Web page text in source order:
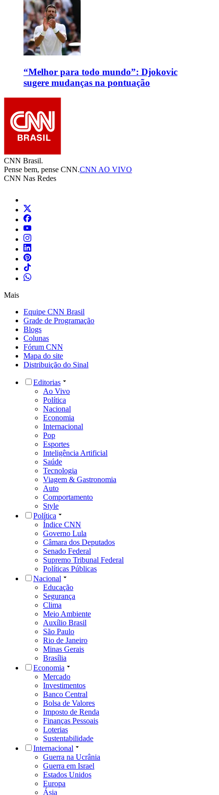
“Melhor para todo mundo”: Djokovic
sugere mudanças na pontuação
CNN Brasil.
Pense bem, pense CNN.CNN AO VIVO
CNN Nas Redes
Mais
Equipe CNN Brasil
Grade de Programação
Blogs
Colunas
Fórum CNN
Mapa do site
Distribuição do Sinal
Editorias
Ao Vivo
Política
Nacional
Economia
Internacional
Pop
Esportes
Inteligência Artificial
Saúde
Tecnologia
Viagem & Gastronomia
Auto
Comportamento
Style
Política
Índice CNN
Governo Lula
Câmara dos Deputados
Senado Federal
Supremo Tribunal Federal
Políticas Públicas
Nacional
Educação
Segurança
Clima
Meio Ambiente
Auxílio Brasil
São Paulo
Rio de Janeiro
Minas Gerais
Brasília
Economia
Mercado
Investimentos
Banco Central
Bolsa de Valores
Imposto de Renda
Finanças Pessoais
Loterias
Sustentabilidade
Internacional
Guerra na Ucrânia
Guerra em Israel
Estados Unidos
Europa
Ásia